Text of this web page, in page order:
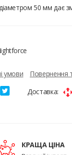
50 мм дає
умови Повернення
Доставка:
КРАЩА ЦІНА